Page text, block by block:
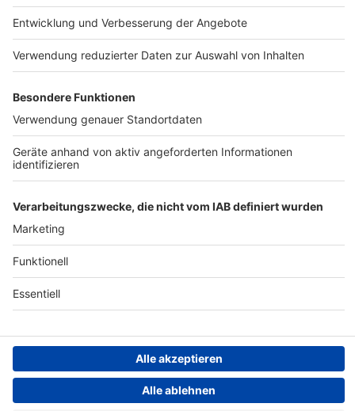
Nutzungsbedingungen
Jobs
Presse
Archiv
Teilnahmebedingungen
ANTENNE BAYERN GROUP
Studio-Hotline
Werbung
Datenschutzerklärung
Cookie- und Drittanbieter-
einstellungen
Persönliche Datenkontrolle
Region wechseln
Newsletter